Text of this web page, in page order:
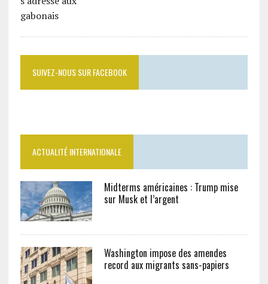
SUIVEZ-NOUS SUR FACEBOOK
ACTUALITÉ INTERNATIONALE
Midterms américaines : Trump mise
sur Musk et l’argent
Washington impose des amendes
record aux migrants sans-papiers